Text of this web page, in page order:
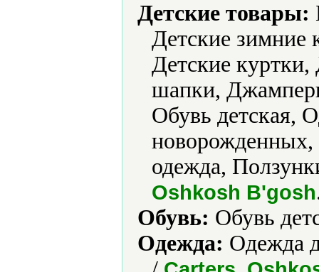
Детские товары:
Детские зимние
Детские куртки,
шапки,
Обувь детская,
новорожденных,
одежда,
Oshkosh B'gosh
Обувь: Обувь
Одежда: Одежда